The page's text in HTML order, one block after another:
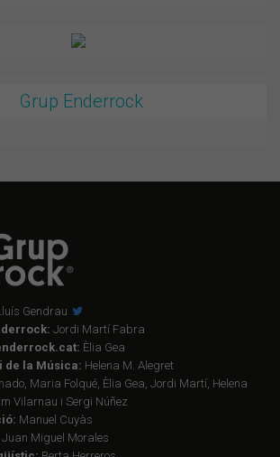
Grup Enderrock
Gendrau
Jordi Martí Fabra
Èlia Gea
de la Música: Helena M. Alegret
Maria Folqué, Èlia Gea, Jordi Martí, Helena
Vilarnau i Sergi Núñez
Manuel Cuyàs
Juan Miguel Morales